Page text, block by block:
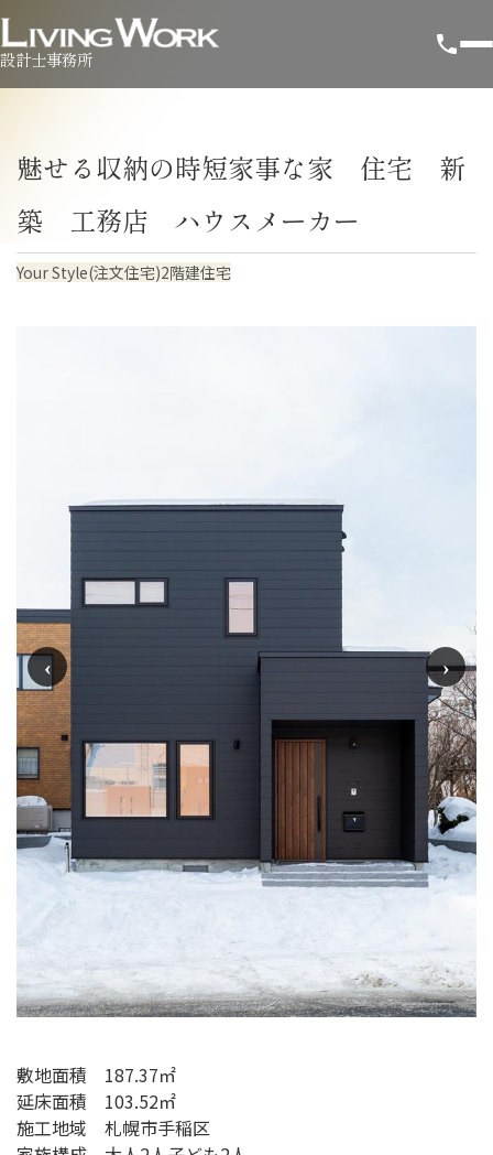
設計士事務所
魅せる収納の時短家事な家 住宅 新
築 工務店 ハウスメーカー
Your Style(注文住宅)2階建住宅
敷地面積 187.37㎡
延床面積 103.52㎡
施工地域 札幌市手稲区